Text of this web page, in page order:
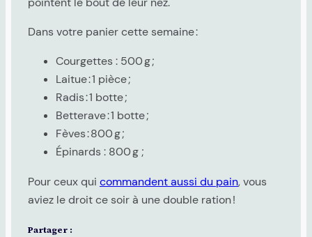
Dans votre panier cette semaine :
Courgettes : 500 g ;
Laitue : 1 pièce ;
Radis : 1 botte ;
Betterave : 1 botte ;
Fèves : 800 g ;
Épinards : 800 g ;
Pour ceux qui commandent aussi du pain, vous
aviez le droit ce soir à une double ration !
Partager :